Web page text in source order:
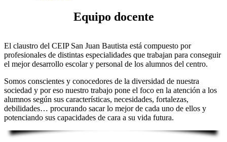
Equipo docente
El claustro del CEIP San Juan Bautista está compuesto por
profesionales de distintas especialidades que trabajan para conseguir
el mejor desarrollo escolar y personal de los alumnos del centro.
Somos conscientes y conocedores de la diversidad de nuestra
sociedad y por eso nuestro trabajo pone el foco en la atención a los
alumnos según sus características, necesidades, fortalezas,
debilidades… procurando sacar lo mejor de cada uno de ellos y
potenciando sus capacidades de cara a su vida futura.